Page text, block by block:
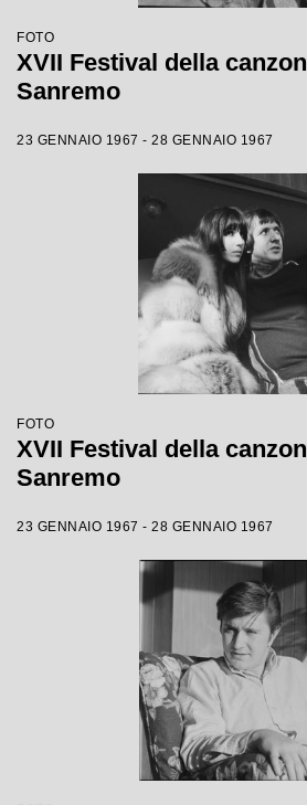
FOTO
XVII Festival della
Sanremo
23 GENNAIO 1967 - 28 GENNAIO 1967
FOTO
XVII Festival della
Sanremo
23 GENNAIO 1967 - 28 GENNAIO 1967